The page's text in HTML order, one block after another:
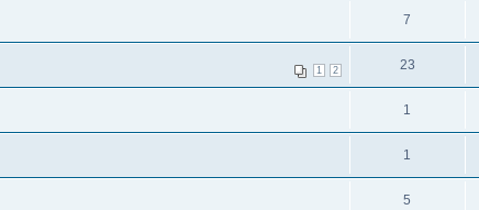
7
1 2 23
1
1
5